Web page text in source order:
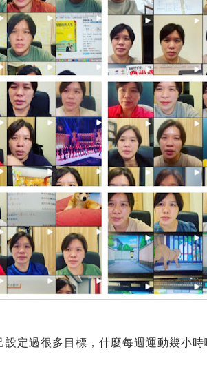
設定過很多目標，什麼每週運動幾小